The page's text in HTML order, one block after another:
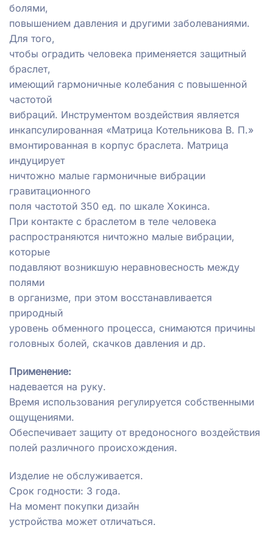
болями,
повышением давления и другими заболеваниями.
Для того,
чтобы оградить человека применяется защитный
браслет,
имеющий гармоничные колебания с повышенной
частотой
вибраций. Инструментом воздействия является
инкапсулированная «Матрица Котельникова В. П.»
вмонтированная в корпус браслета. Матрица
индуцирует
ничтожно малые гармоничные вибрации
гравитационного
поля частотой 350 ед. по шкале Хокинса.
При контакте с браслетом в теле человека
распространяются ничтожно малые вибрации,
которые
подавляют возникшую неравновесность между
полями
в организме, при этом восстанавливается
природный
уровень обменного процесса, снимаются причины
головных болей, скачков давления и др.
Применение:
надевается на руку.
Время использования регулируется собственными
ощущениями.
Обеспечивает защиту от вредоносного воздействия
полей различного происхождения.
Изделие не обслуживается.
Срок годности: 3 года.
На момент покупки дизайн
устройства может отличаться.